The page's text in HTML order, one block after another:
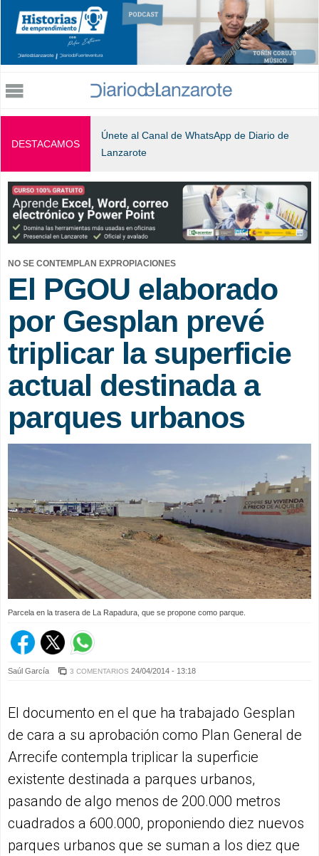
Jump to navigation
DESTACAMOS
Únete al Canal de WhatsApp de Diario de
Lanzarote
NO SE CONTEMPLAN EXPROPIACIONES
El PGOU elaborado
por Gesplan prevé
triplicar la superficie
actual destinada a
parques urbanos
Parcela en la trasera de La Rapadura, que se propone como parque.
Saúl García 3 COMENTARIOS 24/04/2014 - 13:18
El documento en el que ha trabajado Gesplan
de cara a su aprobación como Plan General de
Arrecife contempla triplicar la superficie
existente destinada a parques urbanos,
pasando de algo menos de 200.000 metros
cuadrados a 600.000, proponiendo diez nuevos
parques urbanos que se suman a los diez que